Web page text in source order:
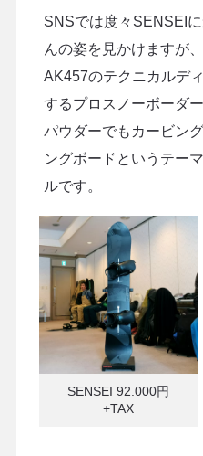
SNSでは度々SENSEI
んの姿を見かけますが
AK457のテクニカルデ
するプロスノーボーダ
パウダーでもカービン
ングボードというテー
ルです。
SENSEI 92.000円
+TAX